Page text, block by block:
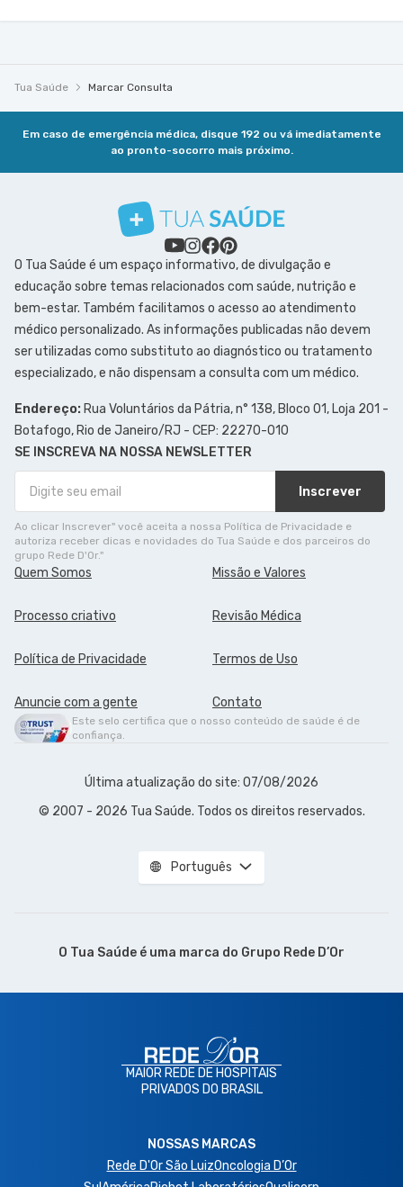
Tua Saúde Marcar Consulta
Em caso de emergência médica, disque 192 ou vá imediatamente
ao pronto-socorro mais próximo.
O Tua Saúde é um espaço informativo, de divulgação e
educação sobre temas relacionados com saúde, nutrição e
bem-estar. Também facilitamos o acesso ao atendimento
médico personalizado. As informações publicadas não devem
ser utilizadas como substituto ao diagnóstico ou tratamento
especializado, e não dispensam a consulta com um médico.
Endereço: Rua Voluntários da Pátria, n° 138, Bloco 01, Loja 201 -
Botafogo, Rio de Janeiro/RJ - CEP: 22270-010
SE INSCREVA NA NOSSA NEWSLETTER
Inscrever
Ao clicar Inscrever" você aceita a nossa Política de Privacidade e
autoriza receber dicas e novidades do Tua Saúde e dos parceiros do
grupo Rede D'Or."
Quem Somos Missão e Valores
Processo criativo Revisão Médica
Política de Privacidade Termos de Uso
Anuncie com a gente Contato
Este selo certifica que o nosso conteúdo de saúde é de
confiança.
Última atualização do site: 07/08/2026
© 2007 - 2026 Tua Saúde. Todos os direitos reservados.
Português
O Tua Saúde é uma marca do Grupo Rede D’Or
MAIOR REDE DE HOSPITAIS
PRIVADOS DO BRASIL
NOSSAS MARCAS
Rede D'Or São LuizOncologia D’Or